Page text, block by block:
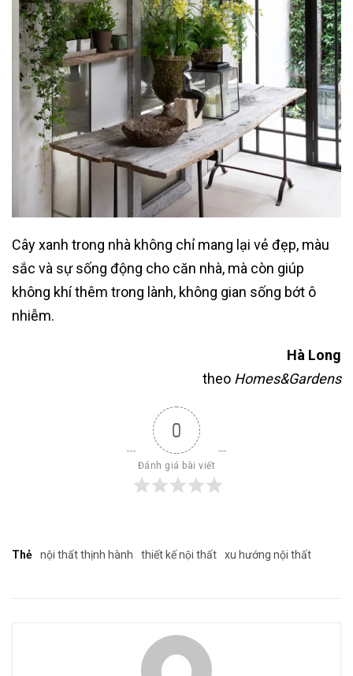
Cây xanh trong nhà không chỉ mang lại vẻ đẹp, màu
sắc và sự sống động cho căn nhà, mà còn giúp
không khí thêm trong lành, không gian sống bớt ô
nhiễm.
Hà Long
theo Homes&Gardens
0
Đánh giá bài viết
Thẻ nội thất thịnh hành thiết kế nội thất xu hướng nội thất